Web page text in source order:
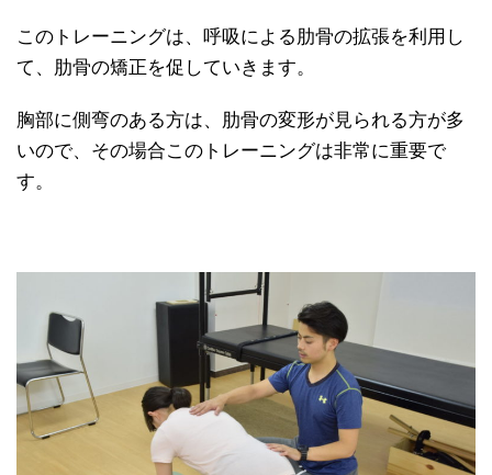
このトレーニングは、呼吸による肋骨の拡張を利用し
て、肋骨の矯正を促していきます。
胸部に側弯のある方は、肋骨の変形が見られる方が多
いので、その場合このトレーニングは非常に重要で
す。